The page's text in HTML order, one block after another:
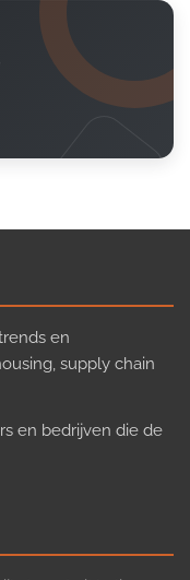
en
supply chain
en bedrijven die de